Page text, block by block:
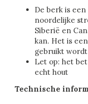
De berk is
noordelijke
Siberië en
kan. Het is
gebruikt
Let op: het
echt hout
Technische